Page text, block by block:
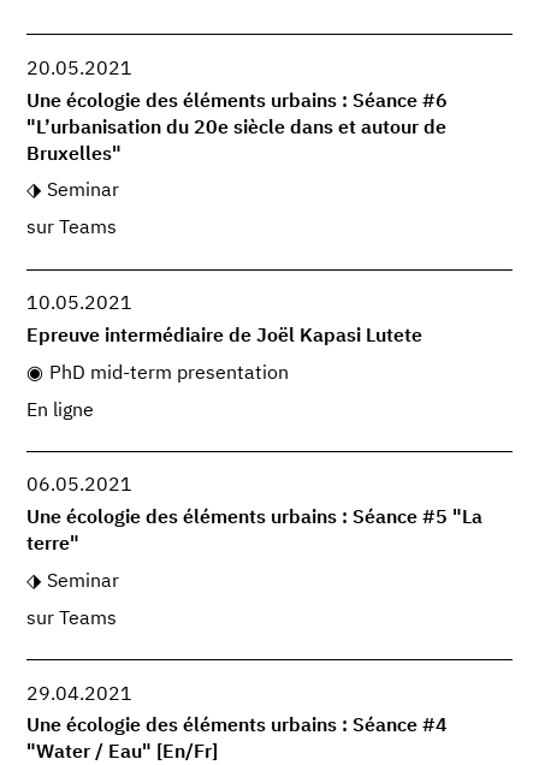
20.05.2021
Une écologie des éléments urbains : Séance #6
"L’urbanisation du 20e siècle dans et autour de
Bruxelles"
Seminar
sur Teams
10.05.2021
Epreuve intermédiaire de Joël Kapasi Lutete
PhD mid-term presentation
En ligne
06.05.2021
Une écologie des éléments urbains : Séance #5 "La
terre"
Seminar
sur Teams
29.04.2021
Une écologie des éléments urbains : Séance #4
"Water / Eau" [En/Fr]